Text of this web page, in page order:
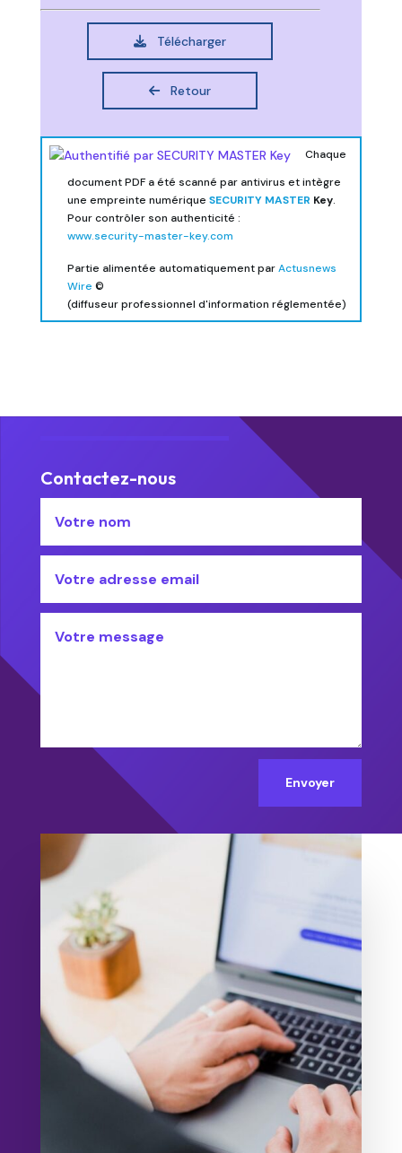
Télécharger
Retour
Chaque
document PDF a été scanné par antivirus et intègre
une empreinte numérique SECURITY MASTER Key.
Pour contrôler son authenticité :
www.security-master-key.com
Partie alimentée automatiquement parActusnews
Wire ©
(diffuseur professionnel d'information réglementée)
Contactez-nous
Envoyer